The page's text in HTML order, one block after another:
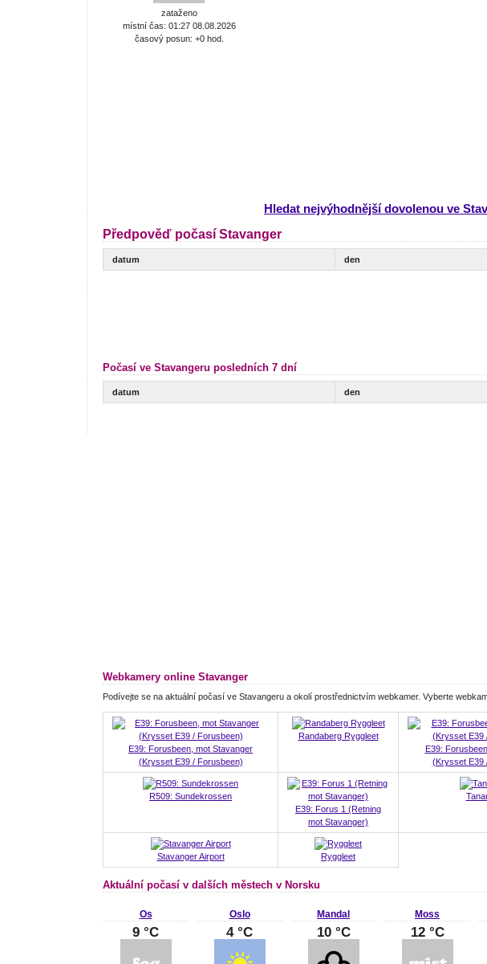
zataženo
místní čas: 01:27 08.08.2026
časový posun: +0 hod.
Hledat nejvýhodnější dovolenou ve
Předpověď počasí Stavanger
datum den
Počasí ve Stavangeru posledních 7 dní
datum den
Webkamery online Stavanger
Podívejte se na aktuální počasí ve Stavangeru a okolí prostřednictvím webkamer. Vyberte
E39: Forusbeen, mot Stavanger
(Krysset E39 / Forusbeen)
Randaberg Ryggleet
E39:
(Krysset E39
R509: Sundekrossen
E39: Forus 1 (Retning
mot Stavanger)
Stavanger Airport Ryggleet
Aktuální počasí v dalších městech v Norsku
Os
9 °C
Oslo
4 °C
Mandal
10 °C
Moss
12 °C